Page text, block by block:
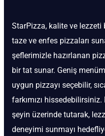
StarPizza, kalite ve lezzeti
taze ve enfes pizzaları
şeflerimizle hazırlanan
bir tat sunar. Geniş
uygun pizzayı seçebilir,
farkımızı
şeyin üzerinde tutarak,
deneyimi sunmayı